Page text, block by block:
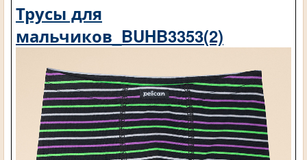
Трусы для
мальчиков_BUHB3353(2)